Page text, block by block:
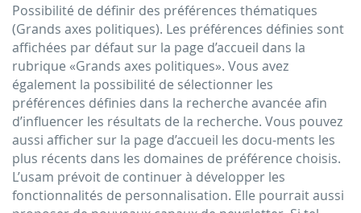
Possibilité de définir des préférences thématiques
(Grands axes politiques). Les préférences définies sont
affichées par défaut sur la page d’accueil dans la
rubrique «Grands axes politiques». Vous avez
également la possibilité de sélectionner les
préférences définies dans la recherche avancée afin
d’influencer les résultats de la recherche. Vous pouvez
aussi afficher sur la page d’accueil les docu-ments les
plus récents dans les domaines de préférence choisis.
L’usam prévoit de continuer à développer les
fonctionnalités de personnalisation. Elle pourrait aussi